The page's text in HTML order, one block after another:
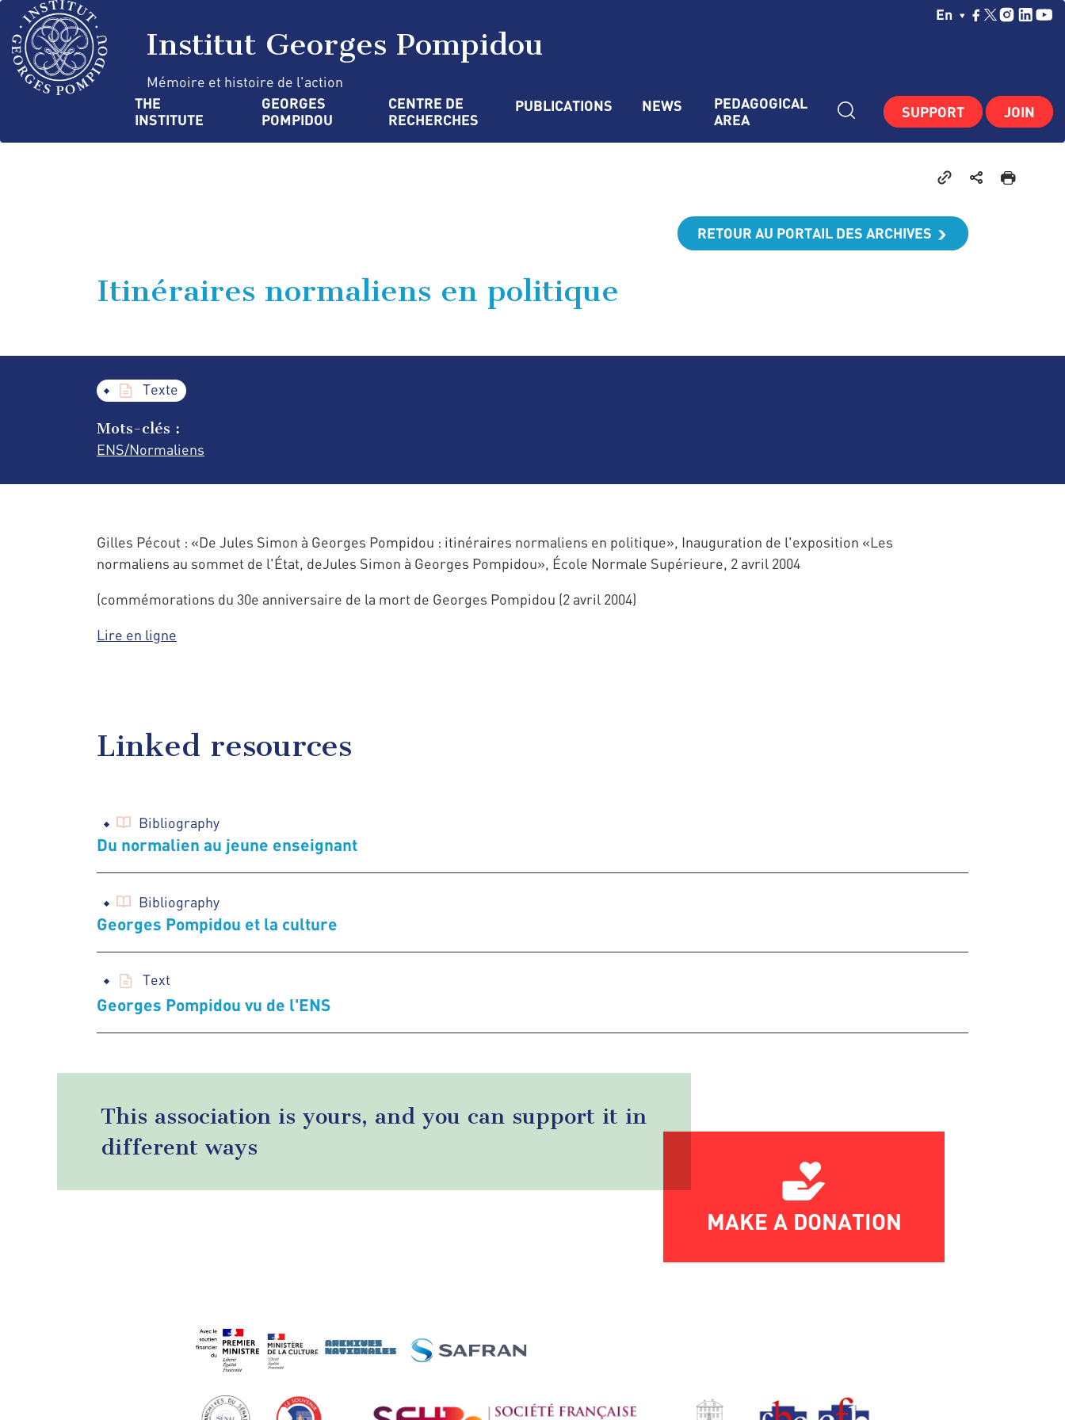
Skip
main
content
Choisissez Votre
En
Institut Georges Pompidou
Mémoire et histoire de l'action
Navigation
principale
THE
INSTITUTE
GEORGES
POMPIDOU
CENTRE DE
RECHERCHES
PUBLICATIONS NEWS
PEDAGOGICAL
AREA
SUPPORT JOIN
RETOUR AU PORTAIL DES ARCHIVES
Itinéraires normaliens en politique
Texte
Mots-clés :
ENS/Normaliens
Gilles Pécout : «De Jules Simon à Georges Pompidou : itinéraires normaliens en politique», Inauguration de l'exposition «Les
normaliens au sommet de l'État, deJules Simon à Georges Pompidou», École Normale Supérieure, 2 avril 2004
(commémorations du 30e anniversaire de la mort de Georges Pompidou (2 avril 2004)
Lire en ligne
Linked resources
Bibliography
Du normalien au jeune enseignant
Bibliography
Georges Pompidou et la culture
Text
Georges Pompidou vu de l'ENS
This association is yours, and you can support it in
different ways
MAKE A DONATION
Cookies management panel